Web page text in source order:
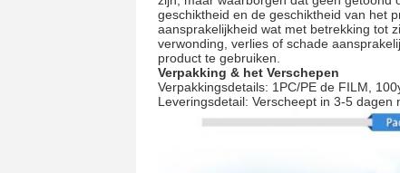
geschiktheid en de geschiktheid van het
aansprakelijkheid wat met betrekking tot
verwonding, verlies of schade
product te gebruiken.
Verpakking & het Verschepen
Verpakkingsdetails: 1PC/PE de FILM,
Leveringsdetail: Verscheept in 3-5 dagen